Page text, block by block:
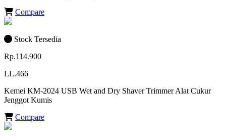
Compare
Stock Tersedia
Rp.114.900
LL.466
Kemei KM-2024 USB Wet and Dry Shaver Trimmer Alat Cukur
Jenggot Kumis
Compare